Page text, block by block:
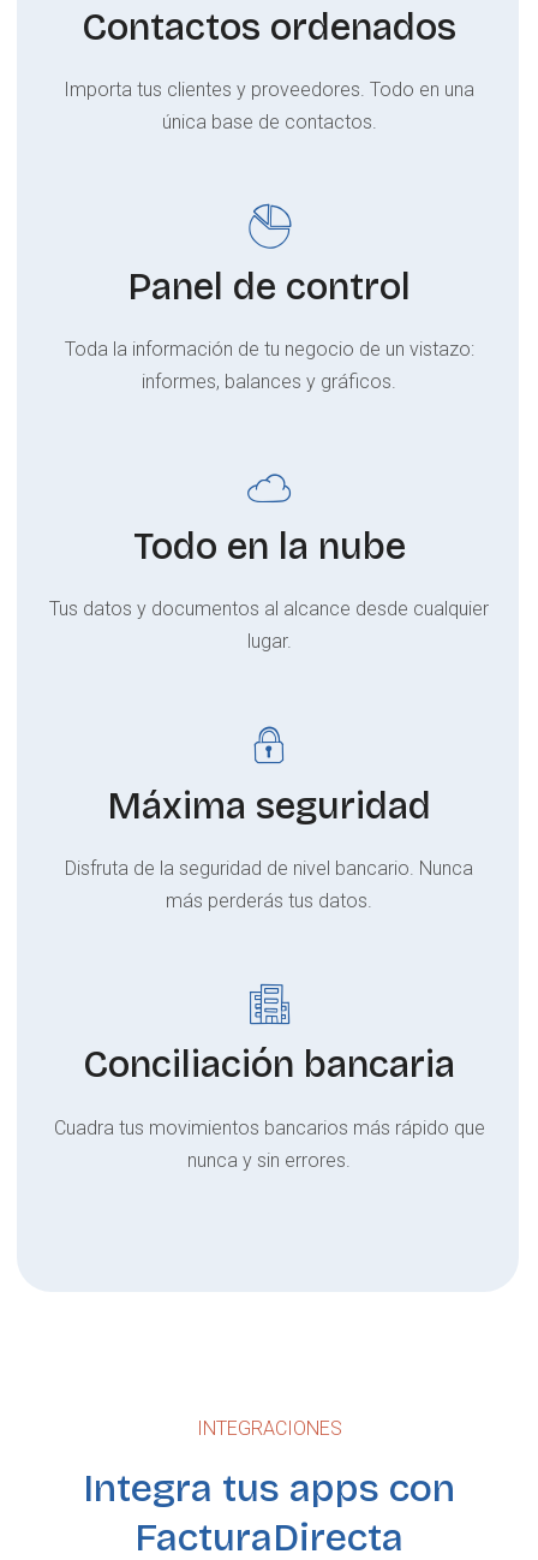
Contactos ordenados
Importa tus clientes y proveedores. Todo en una
única base de contactos.
Panel de control
Toda la información de tu negocio de un vistazo:
informes, balances y gráficos.
Todo en la nube
Tus datos y documentos al alcance desde cualquier
lugar.
Máxima seguridad
Disfruta de la seguridad de nivel bancario. Nunca
más perderás tus datos.
Conciliación bancaria
Cuadra tus movimientos bancarios más rápido que
nunca y sin errores.
INTEGRACIONES
Integra tus apps con
FacturaDirecta